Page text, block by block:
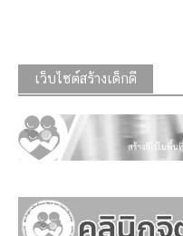
เว็บไซต์สร้างเด็กดี